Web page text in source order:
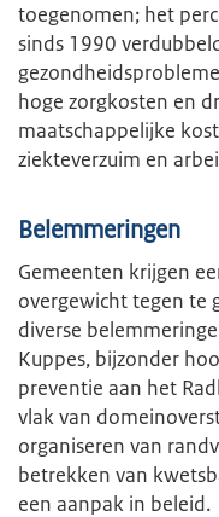
toegenomen; het
sinds 1990
hoge zorgkosten en
maatschappelijke
ziekteverzuim en
Belemmeringen
Gemeenten krijgen
overgewicht tegen te
diverse
Kuppes, bijzonder
preventie aan het
vlak van
organiseren van
betrekken van
een aanpak in beleid.